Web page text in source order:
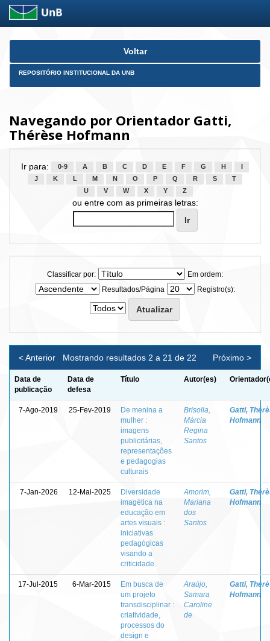
Skip
Voltar
REPOSITÓRIO INSTITUCIONAL DA UNB
Navegando por Orientador Gatti,
Thérèse Hofmann
Ir para: 0-9 A B C D E F G H
J
K L M N O P Q R S
T
U
V W X Y Z
ou entre com as primeiras letras:
Classificar por:
Em ordem:
Resultados/Página
Registro(s):
Mostrando resultados 2 a 21 de 22
< Anterior Próximo >
Data de
publicação
Data de
defesa
Título Autor(es)
7-Ago-2019 25-Fev-2019
De menina a
mulher :
imagens
publicitárias,
representações
e pedagogias
culturais
Brisolla,
Márcia
Regina
Santos
Gatti,
Hofmann
7-Jan-2026 12-Mai-2025
Diversidade
imagética na
educação em
artes visuais :
iniciativas
pedagógicas
visando a
criticidade.
Amorim,
Mariana
dos
Santos
Gatti,
Hofmann
17-Jul-2015 6-Mar-2015
Em busca de
um projeto
transdisciplinar :
criatividade,
processos do
design e
Araújo,
Samara
Caroline
de
Gatti,
Hofmann